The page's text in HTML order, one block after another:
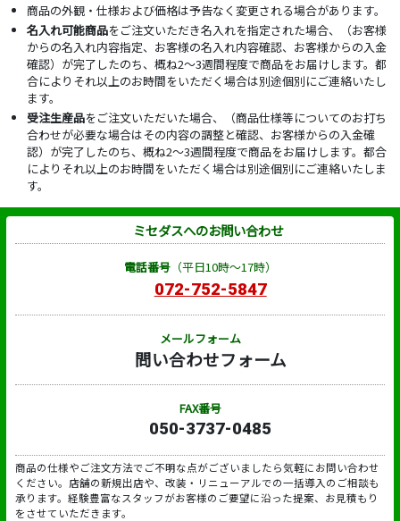
商品の外観・仕様および価格は予告なく変更される場合があります。
名入れ可能商品をご注文いただき名入れを指定された場合、（お客様
からの名入れ内容指定、お客様の名入れ内容確認、お客様からの入金
確認）が完了したのち、概ね2～3週間程度で商品をお届けします。都
合によりそれ以上のお時間をいただく場合は別途個別にご連絡いたし
ます。
受注生産品をご注文いただいた場合、（商品仕様等についてのお打ち
合わせが必要な場合はその内容の調整と確認、お客様からの入金確
認）が完了したのち、概ね2～3週間程度で商品をお届けします。都合
によりそれ以上のお時間をいただく場合は別途個別にご連絡いたしま
す。
ミセダスへのお問い合わせ
電話番号（平日10時～17時）
072-752-5847
メールフォーム
問い合わせフォーム
FAX番号
050-3737-0485
商品の仕様やご注文方法でご不明な点がございましたら気軽にお問い合わせ
ください。店舗の新規出店や、改装・リニューアルでの一括導入のご相談も
承ります。経験豊富なスタッフがお客様のご要望に沿った提案、お見積もり
をさせていただきます。